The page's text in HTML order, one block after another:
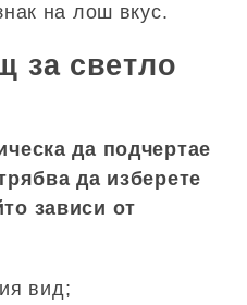
на лош вкус.
за светло
да подчертае
да изберете
зависи от
вид;